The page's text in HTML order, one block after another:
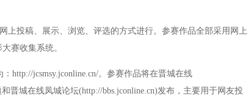
上投稿、展示、浏览、评选的方式进行。参赛作品全部采用网上
赛收集系统。
http://jcsmsy.jconline.cn/。参赛作品将在晋城在线
晋城在线凤城论坛(http://bbs.jconline.cn)发布，主要用于网友投